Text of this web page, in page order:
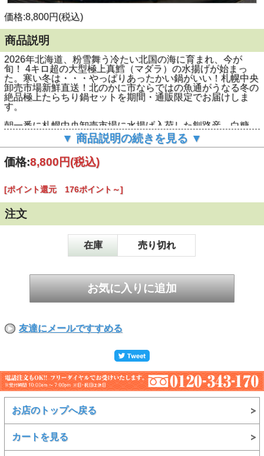
価格:8,800円(税込)
商品説明
2026年北海道、粉雪舞う冷たい北国の海に育まれ、今が
旬！ 4キロ超の大型極上真鱈（マダラ）の水揚げが始まっ
た。寒い冬は・・・やっぱりあったかい鍋がいい！札幌中央
卸売市場新鮮直送！北のかに市ならではの魚通がうなる冬の
絶品極上たらちり鍋セットを期間・通販限定でお届けしま
す。
朝一番に札幌中央卸売市場に水揚げ入荷した釧路産、白糠
産、昆布森産、根室産の鮮度抜群！極上活〆真鱈だけを厳
選。入荷当日朝一番に即、魚やの大将が鍋用の切り身と腹出
しプリプリの最高級真だち（白子）にさばいて空輸直送！全
国のお取り寄せのお客様のご自宅へ24時間以内にお届けだか
の出汁に包まれて、口の中に幸せな至高の美味を運ぶ。
北海道、期間限定の極上真鱈（たら）・真だち特撰鍋セット
は、毎年当店大人気のイチオシ通販海鮮鍋セット！！食通も
鱈（たら）真だち特撰鍋セット！！旬鮮海鮮極上品につき、
季節・数量限定のため、水揚げ終了とともに販売終了！売り
切れ必至。大切な人に贈る極上こだわりの味。北の高級グル
申込みはどうぞ、お早めに！！
▼ 商品説明の続きを見る ▼
価格:8,800円(税込)
[ポイント還元 176ポイント～]
注文
在庫 売り切れ
友達にメールですすめる
お店のトップへ戻る
カートを見る